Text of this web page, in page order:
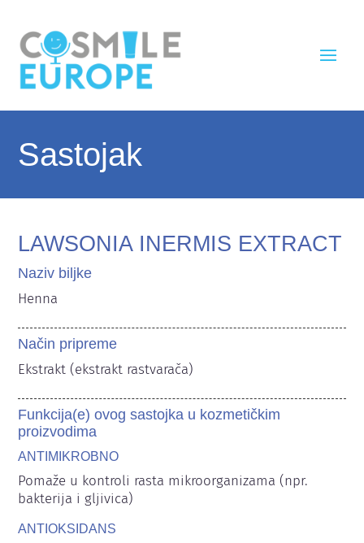
Sastojak
LAWSONIA INERMIS EXTRACT
Naziv biljke
Henna
Način pripreme
Ekstrakt (ekstrakt rastvarača)
Funkcija(e) ovog sastojka u kozmetičkim
proizvodima
ANTIMIKROBNO
Pomaže u kontroli rasta mikroorganizama (npr.
bakterija i gljivica)
ANTIOKSIDANS